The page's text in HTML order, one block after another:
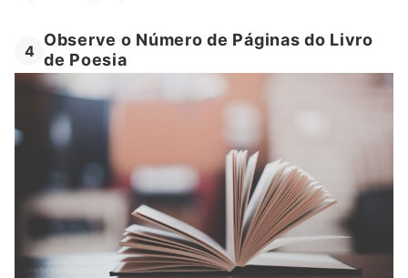
4
Observe o Número de Páginas do Livro
de Poesia